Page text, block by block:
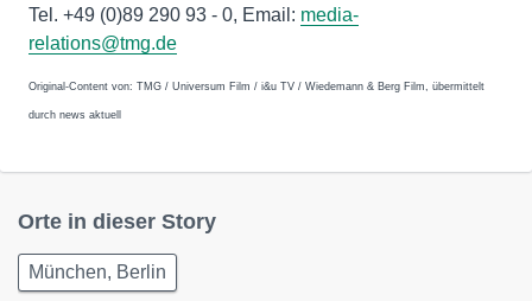
Tel. +49 (0)89 290 93 - 0, Email: media-
relations@tmg.de
Original-Content von: TMG / Universum Film / i&u TV / Wiedemann & Berg Film, übermittelt
durch news aktuell
Orte in dieser Story
München, Berlin